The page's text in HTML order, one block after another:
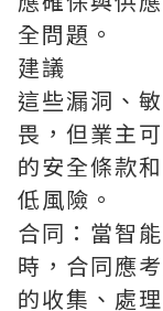
全問題。
建議
這些漏洞、
畏，但業主
的安全條款
低風險。
合同：當智
時，合同應
的收集、處